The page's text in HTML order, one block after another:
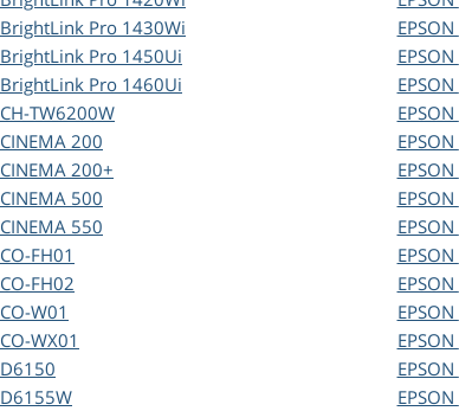
BrightLink Pro 1430Wi
BrightLink Pro 1450Ui
BrightLink Pro 1460Ui
CH-TW6200W
CINEMA 200
CINEMA 200+
CINEMA 500
CINEMA 550
CO-FH01
CO-FH02
CO-W01
CO-WX01
D6150
D6155W
EPSON
EPSON
EPSON
EPSON
EPSON
EPSON
EPSON
EPSON
EPSON
EPSON
EPSON
EPSON
EPSON
EPSON